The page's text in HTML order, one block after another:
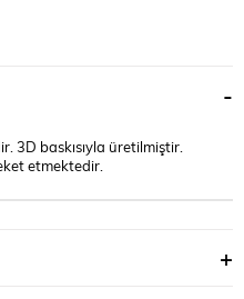
3D baskısıyla üretilmiştir.
etmektedir.